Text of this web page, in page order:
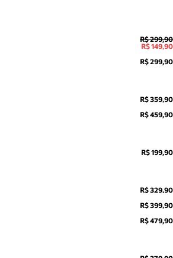
R$ 299,90
R$ 149,90
R$ 299,90
R$ 359,90
R$ 459,90
R$ 199,90
R$ 329,90
R$ 399,90
R$ 479,90